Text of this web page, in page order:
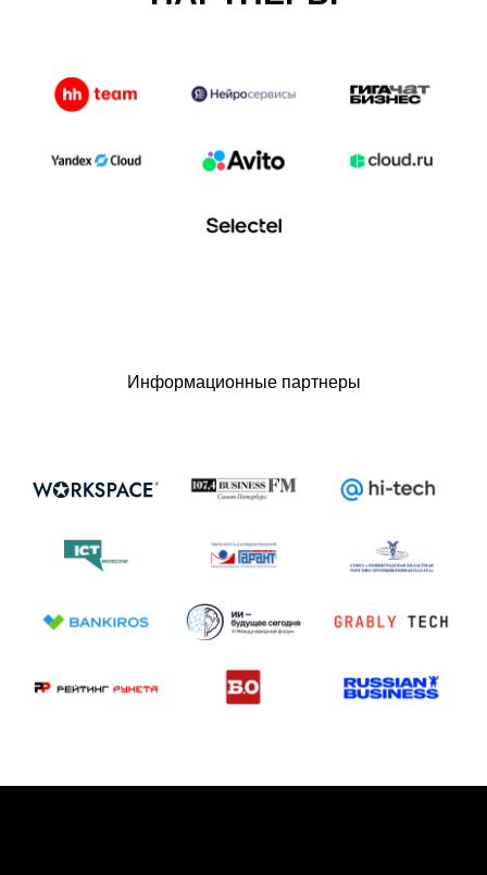
Информационные партнеры